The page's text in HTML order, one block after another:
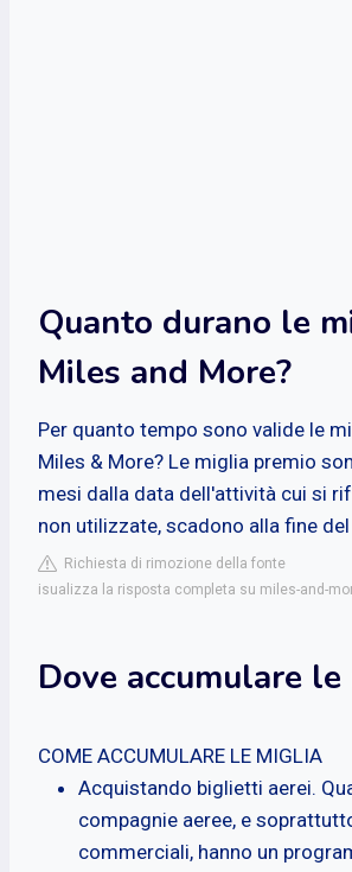
Quanto durano le
Miles and More?
Per quanto tempo sono valide le
Miles & More? Le miglia premio
mesi dalla data dell'attività cui si
non utilizzate, scadono alla fine
Richiesta di rimozione della fonte
isualizza la risposta completa su miles-and-
Dove accumulare
COME ACCUMULARE LE MIGLIA
Acquistando biglietti aerei.
compagnie aeree, e
commerciali, hanno un